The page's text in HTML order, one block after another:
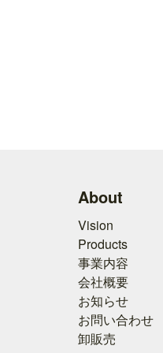
About
Vision
Products
事業内容
会社概要
お知らせ
お問い合わせ
卸販売